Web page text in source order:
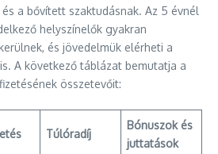
a bővített szaktudásnak. Az 5 évnél
helyszínelők gyakran
és jövedelmük elérheti a
A következő táblázat bemutatja a
összetevőit:
Túlóradíj
Bónuszok és
juttatások